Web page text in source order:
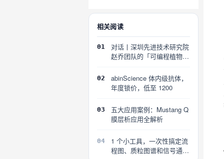
相关阅读
01
对话丨深圳先进技术研究院
赵乔团队的「可编程植物」
02
abinScience 体内级抗体，
年度锁价，低至 1200
03
五大应用案例：Mustang Q
膜层析应用全解析
04
1 个小工具，一次性搞定流
程图、质粒图谱和信号通路